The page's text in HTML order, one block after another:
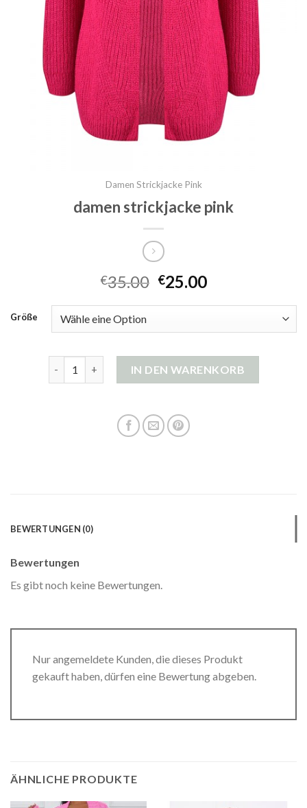
Damen Strickjacke Pink
damen strickjacke pink
€35.00 €25.00
Größe
IN DEN WARENKORB
BEWERTUNGEN (0)
Bewertungen
Es gibt noch keine Bewertungen.
Nur angemeldete Kunden, die dieses Produkt
gekauft haben, dürfen eine Bewertung abgeben.
ÄHNLICHE PRODUKTE